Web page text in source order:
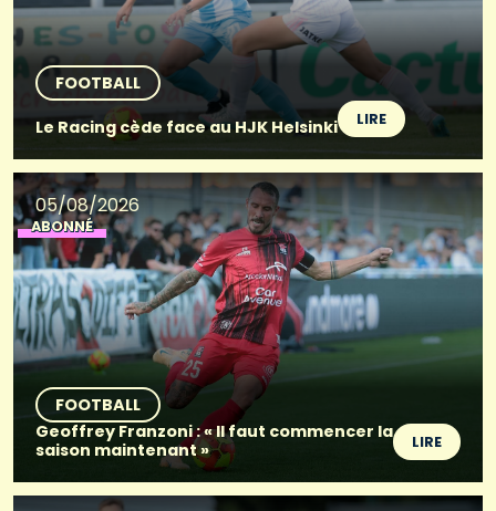
FOOTBALL
Le Racing cède face au HJK Helsinki
LIRE
05/08/2026
ABONNÉ
FOOTBALL
Geoffrey Franzoni : « Il faut commencer la
saison maintenant »
LIRE